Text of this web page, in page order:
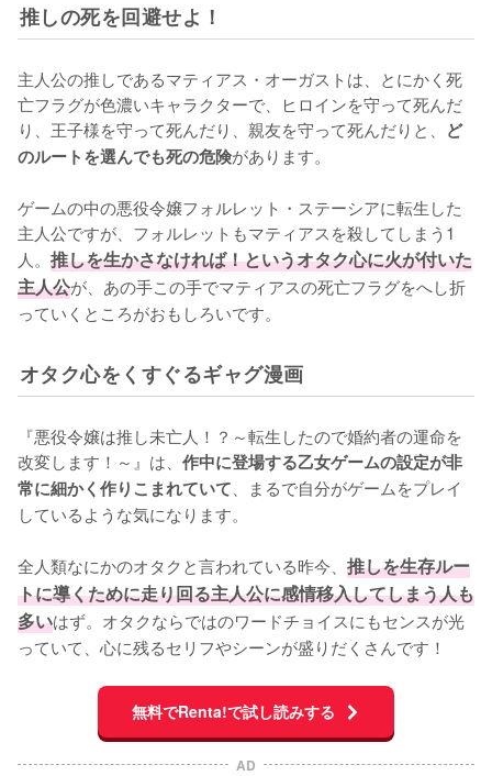
推しの死を回避せよ！
主人公の推しであるマティアス・オーガストは、とにかく死
亡フラグが色濃いキャラクターで、ヒロインを守って死んだ
り、王子様を守って死んだり、親友を守って死んだりと、 ど
のルートを選んでも死の危険があります。
ゲームの中の悪役令嬢フォルレット・ステーシアに転生した
主人公ですが、フォルレットもマティアスを殺してしまう1
人。 推しを生かさなければ！というオタク心に火が付いた
主人公が、あの手この手でマティアスの死亡フラグをへし折
っていくところがおもしろいです。
オタク心をくすぐるギャグ漫画
『悪役令嬢は推し未亡人！？～転生したので婚約者の運命を
改変します！～』は、 作中に登場する乙女ゲームの設定が非
常に細かく作りこまれていて 、まるで自分がゲームをプレイ
しているような気になります。
全人類なにかのオタクと言われている昨今、 推しを生存ルー
トに導くために走り回る主人公に感情移入してしまう人も
多いはず。オタクならではのワードチョイスにもセンスが光
っていて、心に残るセリフやシーンが盛りだくさんです！
無料でRenta!で試し読みする
AD